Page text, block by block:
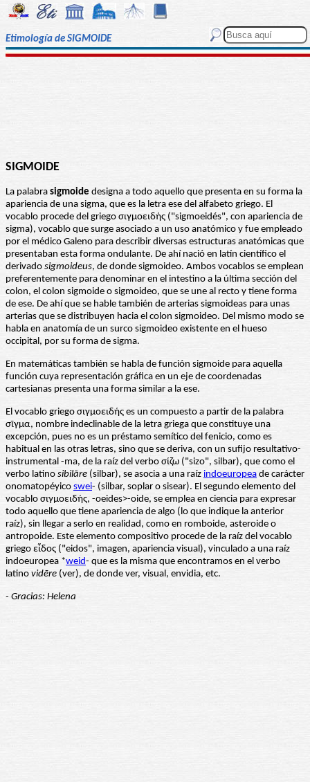
Etimología de SIGMOIDE
SIGMOIDE
La palabra sigmoide designa a todo aquello que presenta en su forma la
apariencia de una sigma, que es la letra ese del alfabeto griego. El
vocablo procede del griego σιγμοειδής ("sigmoeidés", con apariencia de
sigma), vocablo que surge asociado a un uso anatómico y fue empleado
por el médico Galeno para describir diversas estructuras anatómicas que
presentaban esta forma ondulante. De ahí nació en latín científico el
derivado sigmoideus, de donde sigmoideo. Ambos vocablos se emplean
preferentemente para denominar en el intestino a la última sección del
colon, el colon sigmoide o sigmoideo, que se une al recto y tiene forma
de ese. De ahí que se hable también de arterias sigmoideas para unas
arterias que se distribuyen hacia el colon sigmoideo. Del mismo modo se
habla en anatomía de un surco sigmoideo existente en el hueso
occipital, por su forma de sigma.
En matemáticas también se habla de función sigmoide para aquella
función cuya representación gráfica en un eje de coordenadas
cartesianas presenta una forma similar a la ese.
El vocablo griego σιγμοειδής es un compuesto a partir de la palabra
σῖγμα, nombre indeclinable de la letra griega que constituye una
excepción, pues no es un préstamo semítico del fenicio, como es
habitual en las otras letras, sino que se deriva, con un sufijo resultativo-
instrumental -ma, de la raíz del verbo σίζω ("sizo", silbar), que como el
verbo latino sibilāre (silbar), se asocia a una raíz indoeuropea de carácter
onomatopéyico swei- (silbar, soplar o sisear). El segundo elemento del
vocablo σιγμοειδής, -oeides>-oide, se emplea en ciencia para expresar
todo aquello que tiene apariencia de algo (lo que indique la anterior
raíz), sin llegar a serlo en realidad, como en romboide, asteroide o
antropoide. Este elemento compositivo procede de la raíz del vocablo
griego εἶδος ("eidos", imagen, apariencia visual), vinculado a una raíz
indoeuropea *weid- que es la misma que encontramos en el verbo
latino vidēre (ver), de donde ver, visual, envidia, etc.
- Gracias: Helena